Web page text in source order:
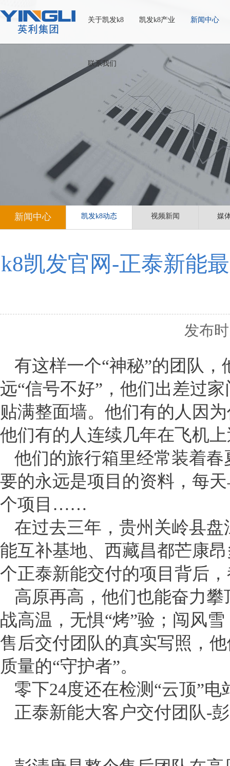
关于凯发k8 凯发k8产业 新闻中心
联系我们
新闻中心 凯发k8动态 视频新闻 媒
k8凯发官网-正泰新能
发布
有这样一个“神秘”的团队
远“信号不好”，他们出差过
贴满整面墙。他们有的人因
他们有的人连续几年在飞机
他们的旅行箱里经常装着
要的永远是项目的资料，每
个项目……
在过去三年，贵州关岭县
能互补基地、西藏昌都芒康
个正泰新能交付的项目背后
高原再高，他们也能奋力
战高温，无惧“烤”验；闯风
售后交付团队的真实写照，
质量的“守护者”。
零下24度还在检测“云顶”电
正泰新能大客户交付团队-